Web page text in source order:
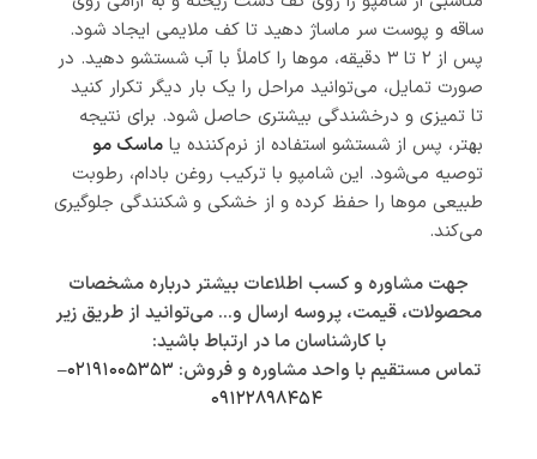
ساقه و پوست سر ماساژ دهید تا کف ملایمی ایجاد شود.
پس از ۲ تا ۳ دقیقه، موها را کاملاً با آب شستشو دهید. در
صورت تمایل، می‌توانید مراحل را یک بار دیگر تکرار کنید
تا تمیزی و درخشندگی بیشتری حاصل شود. برای نتیجه
بهتر، پس از شستشو استفاده از نرم‌کننده یا ماسک مو
توصیه می‌شود. این شامپو با ترکیب روغن بادام، رطوبت
طبیعی موها را حفظ کرده و از خشکی و شکنندگی جلوگیری
می‌کند.
جهت مشاوره و کسب اطلاعات بیشتر درباره مشخصات
محصولات، قیمت، پروسه ارسال و… می‌توانید از طریق زیر
با کارشناسان ما در ارتباط باشید:
تماس مستقیم با واحد مشاوره و فروش: ۰۲۱۹۱۰۰۵۳۵۳–
۰۹۱۲۲۸۹۸۴۵۴